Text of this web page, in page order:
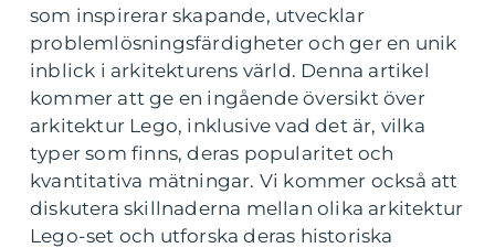
som inspirerar skapande, utvecklar
problemlösningsfärdigheter och ger en unik
inblick i arkitekturens värld. Denna artikel
kommer att ge en ingående översikt över
arkitektur Lego, inklusive vad det är, vilka
typer som finns, deras popularitet och
kvantitativa mätningar. Vi kommer också att
diskutera skillnaderna mellan olika arkitektur
Lego-set och utforska deras historiska